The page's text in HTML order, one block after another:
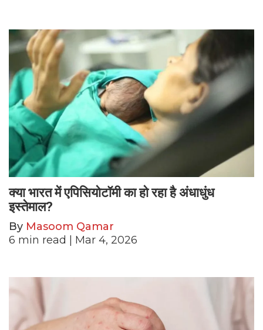
क्या भारत में एपिसियोटॉमी का हो रहा है अंधाधुंध
इस्तेमाल?
By Masoom Qamar
6 min read | Mar 4, 2026